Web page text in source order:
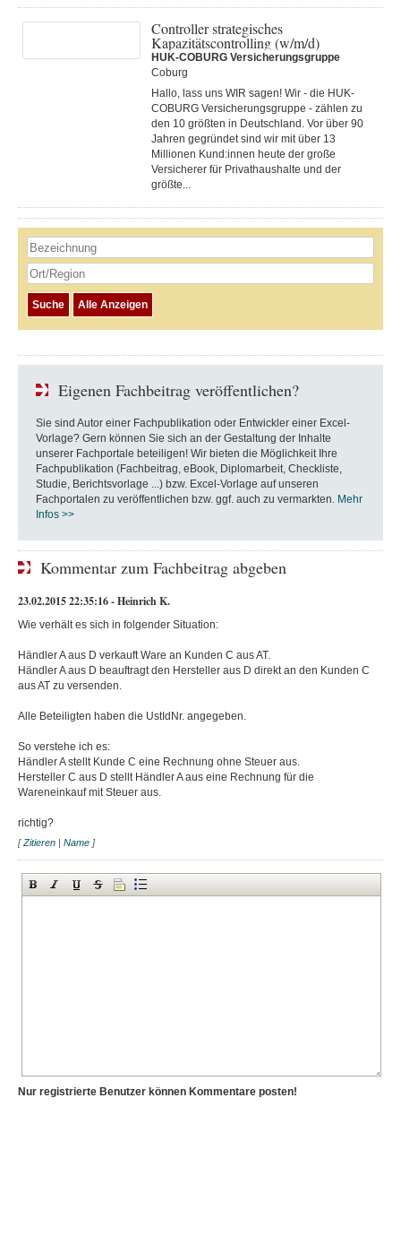
Controller strategisches
Kapazitätscontrolling (w/m/d)
HUK-COBURG Versicherungsgruppe
Coburg
Hallo, lass uns WIR sagen! Wir - die HUK-
COBURG Versicherungsgruppe - zählen zu
den 10 größten in Deutschland. Vor über 90
Jahren gegründet sind wir mit über 13
Millionen Kund:innen heute der große
Versicherer für Privathaushalte und der
größte...
Eigenen Fachbeitrag veröffentlichen?
Sie sind Autor einer Fachpublikation oder Entwickler einer Excel-
Vorlage? Gern können Sie sich an der Gestaltung der Inhalte
unserer Fachportale beteiligen! Wir bieten die Möglichkeit Ihre
Fachpublikation (Fachbeitrag, eBook, Diplomarbeit, Checkliste,
Studie, Berichtsvorlage ...) bzw. Excel-Vorlage auf unseren
Fachportalen zu veröffentlichen bzw. ggf. auch zu vermarkten. Mehr
Infos >>
Kommentar zum Fachbeitrag abgeben
23.02.2015 22:35:16 - Heinrich K.
Wie verhält es sich in folgender Situation:
Händler A aus D verkauft Ware an Kunden C aus AT.
Händler A aus D beauftragt den Hersteller aus D direkt an den Kunden C
aus AT zu versenden.
Alle Beteiligten haben die UstIdNr. angegeben.
So verstehe ich es:
Händler A stellt Kunde C eine Rechnung ohne Steuer aus.
Hersteller C aus D stellt Händler A aus eine Rechnung für die
Wareneinkauf mit Steuer aus.
richtig?
[Zitieren | Name ]
Nur registrierte Benutzer können Kommentare posten!